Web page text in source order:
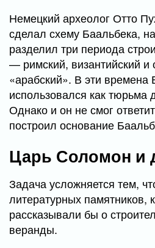
Немецкий археолог Отто
сделал схему Баальбека,
разделил три периода
— римский, византийский
«арабский». В эти времена
использовался как тюрьма
Однако и он не смог
построил основание
Царь Соломон и
Задача усложняется тем,
литературных памятников,
рассказывали бы о
веранды.